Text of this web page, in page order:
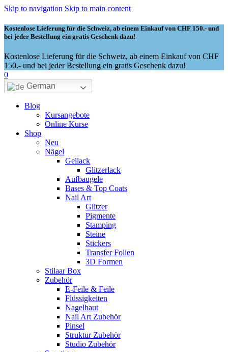
Skip to navigation Skip to main content
Kostenlose Lieferung für die Schweiz, ab einem Einkauf von CHF 150.- und
bei jeder Bestellung ein gratis Geschenk dazu!
Kostenlose Lieferung für die Schweiz, ab einem Einkauf von CHF
150.- und bei jeder Bestellung ein gratis Geschenk dazu!
0
German
Blog
Kursangebote
Online Kurse
Shop
Neu
Nägel
Gellack
Glitzerlack
Aufbaugele
Bases & Top Coats
Nail Art
Glitzer
Pigmente
Stamping
Steine
Stickers
Transfer Folien
3D Formen
Stilaar Box
Zubehör
E-Feile & Feile
Flüssigkeiten
Nagelhaut
Nail Art Zubehör
Pinsel
Struktur Zubehör
Studio Zubehör